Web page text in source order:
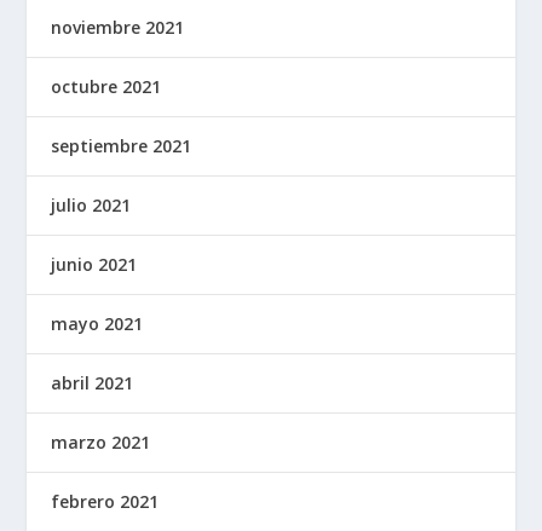
noviembre 2021
octubre 2021
septiembre 2021
julio 2021
junio 2021
mayo 2021
abril 2021
marzo 2021
febrero 2021